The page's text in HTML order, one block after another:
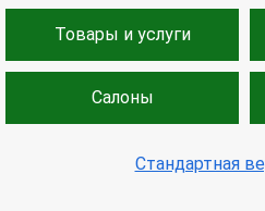
Товары и услуги
Салоны
Стандартная